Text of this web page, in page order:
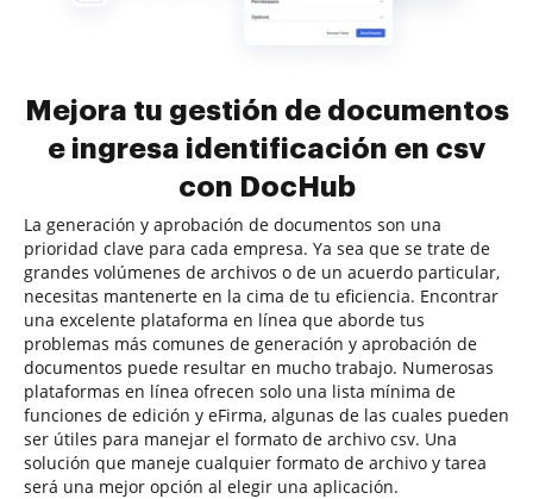
Mejora tu gestión de documentos
e ingresa identificación en csv
con DocHub
La generación y aprobación de documentos son una
prioridad clave para cada empresa. Ya sea que se trate de
grandes volúmenes de archivos o de un acuerdo particular,
necesitas mantenerte en la cima de tu eficiencia. Encontrar
una excelente plataforma en línea que aborde tus
problemas más comunes de generación y aprobación de
documentos puede resultar en mucho trabajo. Numerosas
plataformas en línea ofrecen solo una lista mínima de
funciones de edición y eFirma, algunas de las cuales pueden
ser útiles para manejar el formato de archivo csv. Una
solución que maneje cualquier formato de archivo y tarea
será una mejor opción al elegir una aplicación.